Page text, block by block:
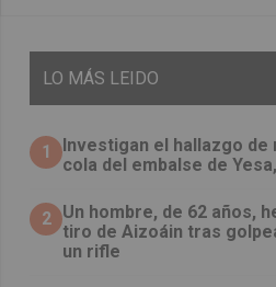
LO MÁS LEIDO
1
Investigan el hallazgo de
cola del embalse de
2 Un hombre, de 62 años,
tiro de Aizoáin tras
un rifle